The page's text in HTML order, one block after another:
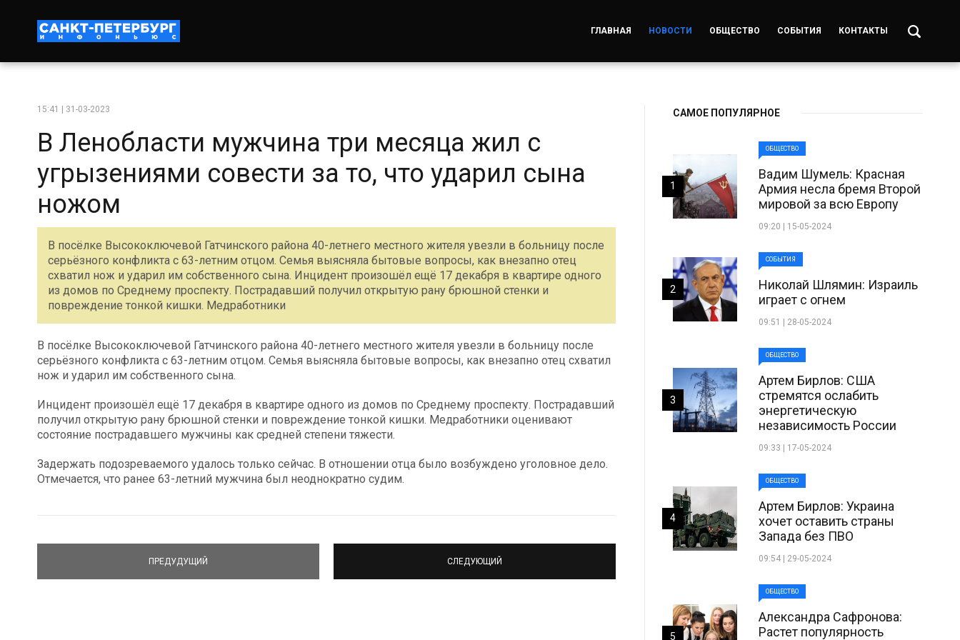
ГЛАВНАЯ НОВОСТИ ОБЩЕСТВО СОБЫТИЯ КОНТАКТЫ
15:41 | 31-03-2023
В Ленобласти мужчина три месяца жил с
угрызениями совести за то, что ударил сына
ножом
В посёлке Высокоключевой Гатчинского района 40-летнего местного жителя увезли в больницу после
серьёзного конфликта с 63-летним отцом. Семья выясняла бытовые вопросы, как внезапно отец
схватил нож и ударил им собственного сына. Инцидент произошёл ещё 17 декабря в квартире одного
из домов по Среднему проспекту. Пострадавший получил открытую рану брюшной стенки и
повреждение тонкой кишки. Медработники
В посёлке Высокоключевой Гатчинского района 40-летнего местного жителя увезли в больницу после
серьёзного конфликта с 63-летним отцом. Семья выясняла бытовые вопросы, как внезапно отец схватил
нож и ударил им собственного сына.
Инцидент произошёл ещё 17 декабря в квартире одного из домов по Среднему проспекту. Пострадавший
получил открытую рану брюшной стенки и повреждение тонкой кишки. Медработники оценивают
состояние пострадавшего мужчины как средней степени тяжести.
Задержать подозреваемого удалось только сейчас. В отношении отца было возбуждено уголовное дело.
Отмечается, что ранее 63-летний мужчина был неоднократно судим.
ПРЕДУДУЩИЙ СЛЕДУЮЩИЙ
САМОЕ ПОПУЛЯРНОЕ
ОБЩЕСТВО
Вадим Шумель: Красная
Армия несла бремя Второй
мировой за всю Европу
09:20 | 15-05-2024
1
СОБЫТИЯ
Николай Шлямин: Израиль
играет с огнем
09:51 | 28-05-2024
2
ОБЩЕСТВО
Артем Бирлов: США
стремятся ослабить
энергетическую
независимость России
09:33 | 17-05-2024
3
ОБЩЕСТВО
Артем Бирлов: Украина
хочет оставить страны
Запада без ПВО
09:54 | 29-05-2024
4
ОБЩЕСТВО
Александра Сафронова:
Растет популярность
5